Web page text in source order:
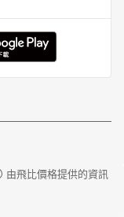
由飛比價格提供的資訊